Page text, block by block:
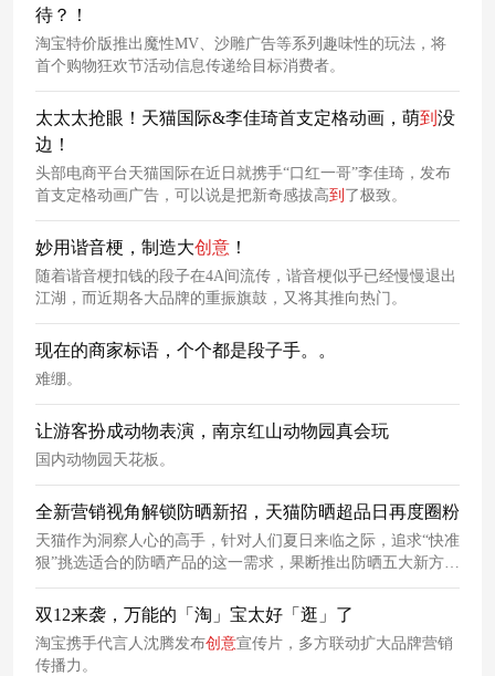
待？！
淘宝特价版推出魔性MV、沙雕广告等系列趣味性的玩法，将
首个购物狂欢节活动信息传递给目标消费者。
太太太抢眼！天猫国际&李佳琦首支定格动画，萌到 没
边！
头部电商平台天猫国际在近日就携手“口红一哥”李佳琦，发布
首支定格动画广告，可以说是把新奇感拔高到 了极致。
妙用谐音梗，制造大创意 ！
随着谐音梗扣钱的段子在4A间流传，谐音梗似乎已经慢慢退出
江湖，而近期各大品牌的重振旗鼓，又将其推向热门。
现在的商家标语，个个都是段子手。。
难绷。
让游客扮成动物表演，南京红山动物园真会玩
国内动物园天花板。
全新营销视角解锁防晒新招，天猫防晒超品日再度圈粉
天猫作为洞察人心的高手，针对人们夏日来临之际，追求“快准
狠”挑选适合的防晒产品的这一需求，果断推出防晒五大新方
式，以「升级你的防晒新段位」为主题，通过多个「凭什么」
的疑问对敏感肌防晒、美白防晒、户外防晒、隔离防晒、贵妇
品类进行趣味解析，精准切中消费者痛点，成功
将防晒品类玩出新花样，引爆社会舆论。
双12来袭，万能的「淘」宝太好「逛」了
淘宝携手代言人沈腾发布创意宣传片，多方联动扩大品牌营销
传播力。